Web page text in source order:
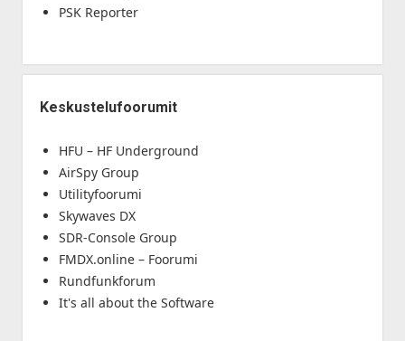
PSK Reporter
Keskustelufoorumit
HFU – HF Underground
AirSpy Group
Utilityfoorumi
Skywaves DX
SDR-Console Group
FMDX.online – Foorumi
Rundfunkforum
It's all about the Software